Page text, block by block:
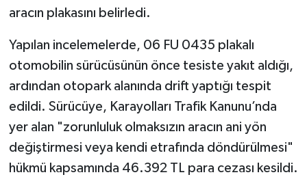
aracın plakasını belirledi.
Yapılan incelemelerde, 06 FU 0435 plakalı
otomobilin sürücüsünün önce tesiste yakıt aldığı,
ardından otopark alanında drift yaptığı tespit
edildi. Sürücüye, Karayolları Trafik Kanunu’nda
yer alan "zorunluluk olmaksızın aracın ani yön
değiştirmesi veya kendi etrafında döndürülmesi"
hükmü kapsamında 46.392 TL para cezası kesildi.